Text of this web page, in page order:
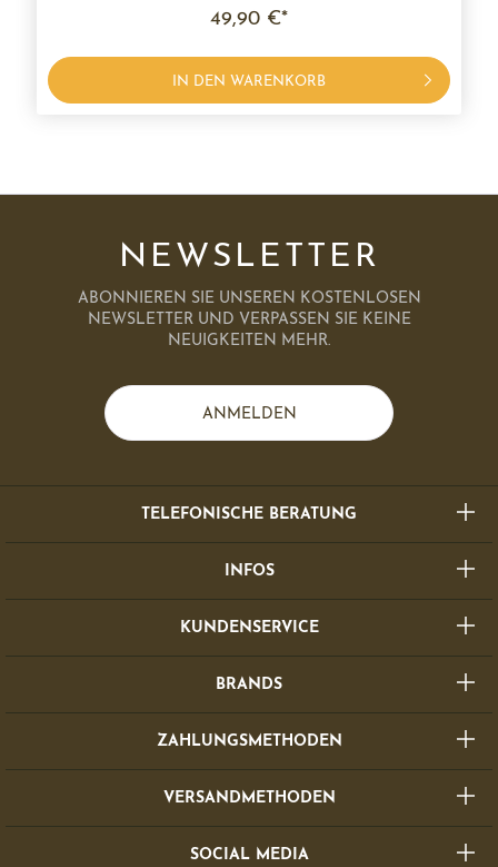
49,90 €*
IN DEN WARENKORB
NEWSLETTER
ABONNIEREN SIE UNSEREN KOSTENLOSEN
NEWSLETTER UND VERPASSEN SIE KEINE
NEUIGKEITEN MEHR.
ANMELDEN
TELEFONISCHE BERATUNG
INFOS
KUNDENSERVICE
BRANDS
ZAHLUNGSMETHODEN
VERSANDMETHODEN
SOCIAL MEDIA